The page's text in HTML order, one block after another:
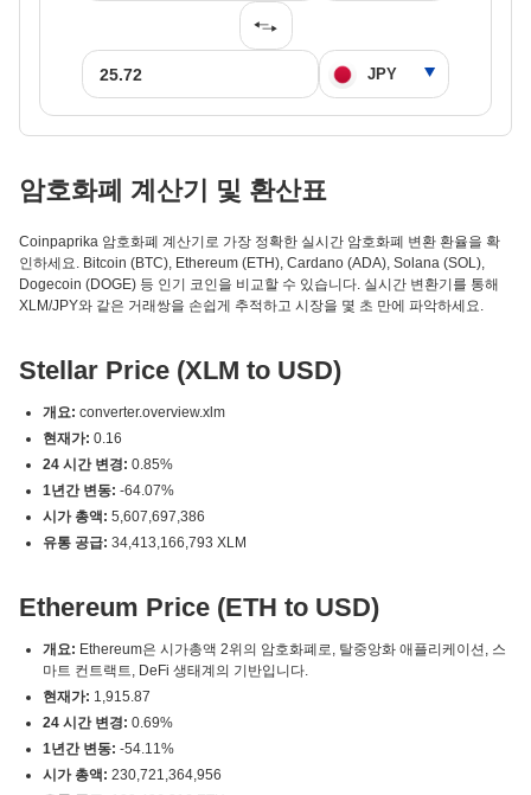
암호화폐 계산기 및 환산표
Coinpaprika 암호화폐 계산기로 가장 정확한 실시간 암호화폐 변환 환율을 확
인하세요. Bitcoin (BTC), Ethereum (ETH), Cardano (ADA), Solana (SOL),
Dogecoin (DOGE) 등 인기 코인을 비교할 수 있습니다. 실시간 변환기를 통해
XLM/JPY와 같은 거래쌍을 손쉽게 추적하고 시장을 몇 초 만에 파악하세요.
Stellar Price (XLM to USD)
개요: converter.overview.xlm
현재가: 0.16
24 시간 변경: 0.85%
1년간 변동: -64.07%
시가 총액: 5,607,697,386
유통 공급: 34,413,166,793 XLM
Ethereum Price (ETH to USD)
개요: Ethereum은 시가총액 2위의 암호화폐로, 탈중앙화 애플리케이션, 스
마트 컨트랙트, DeFi 생태계의 기반입니다.
현재가: 1,915.87
24 시간 변경: 0.69%
1년간 변동: -54.11%
시가 총액: 230,721,364,956